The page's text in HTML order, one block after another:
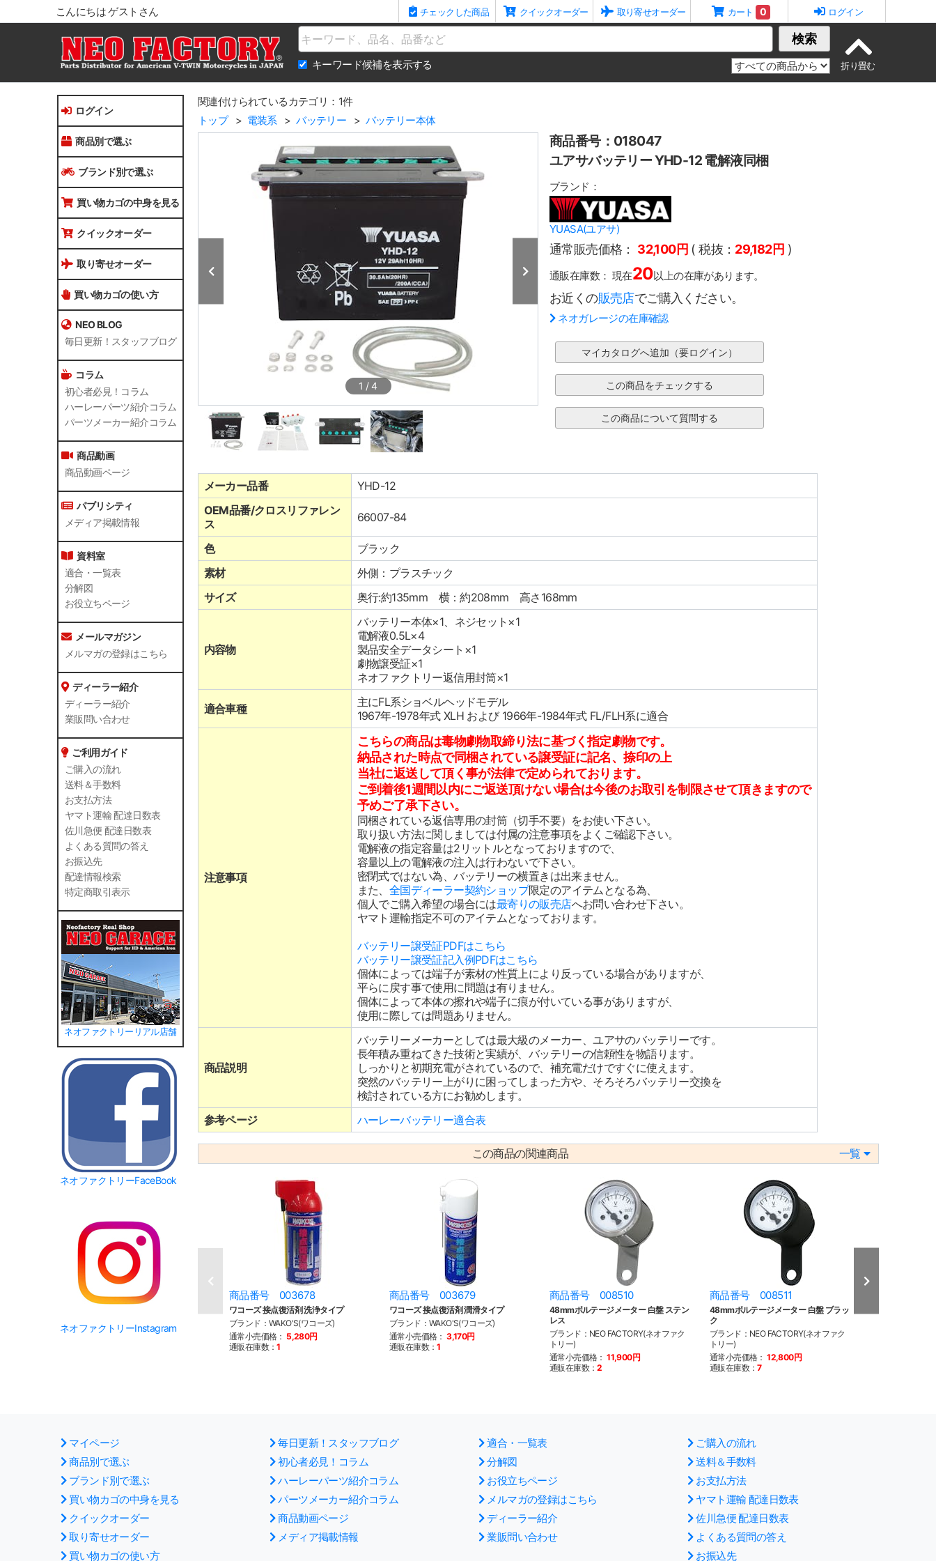
こんにちは ゲストさん チェックした商品 クイックオーダー 取り寄せオーダー カート 0 ログイン
Name 検索
キーワード候補を表示する
ログイン
商品別で選ぶ
ブランド別で選ぶ
買い物カゴの中身を見る
クイックオーダー
取り寄せオーダー
買い物カゴの使い方
NEO BLOG
毎日更新！スタッフブログ
コラム
初心者必見！コラム
ハーレーパーツ紹介コラム
パーツメーカー紹介コラム
商品動画
商品動画ページ
パブリシティ
メディア掲載情報
資料室
適合・一覧表
分解図
お役立ちページ
メールマガジン
メルマガの登録はこちら
ディーラー紹介
ディーラー紹介
業販問い合わせ
ご利用ガイド
ご購入の流れ
送料＆手数料
お支払方法
ヤマト運輸 配達日数表
佐川急便 配達日数表
よくある質問の答え
お振込先
配達情報検索
特定商取引表示
ネオファクトリーリアル店舗
ネオファクトリーFaceBook
ネオファクトリーInstagram
関連付けられているカテゴリ：1件
トップ
電装系 バッテリー バッテリー本体
1 / 4
商品番号：018047
ユアサバッテリー YHD-12 電解液同梱
ブランド：
YUASA(ユアサ)
通常販売価格： 32,100円 ( 税抜： 29,182円 )
通販在庫数： 現在20以上の在庫があります。
お近くの販売店でご購入ください。
ネオガレージの在庫確認
メーカー品番
YHD-12
OEM品番/クロスリファレン
ス
66007-84
色
ブラック
素材
外側：プラスチック
サイズ
奥行:約135mm 横：約208mm 高さ168mm
内容物
バッテリー本体×1、ネジセット×1
電解液0.5L×4
製品安全データシート×1
劇物譲受証×1
ネオファクトリー返信用封筒×1
適合車種
主にFL系ショベルヘッドモデル
1967年-1978年式 XLH および 1966年-1984年式 FL/FLH系に適合
注意事項
こちらの商品は毒物劇物取締り法に基づく指定劇物です。
納品された時点で同梱されている譲受証に記名、捺印の上
当社に返送して頂く事が法律で定められております。
ご到着後1週間以内にご返送頂けない場合は今後のお取引を制限させて頂きますので
予めご了承下さい。
同梱されている返信専用の封筒（切手不要）をお使い下さい。
取り扱い方法に関しましては付属の注意事項をよくご確認下さい。
電解液の指定容量は2リットルとなっておりますので、
容量以上の電解液の注入は行わないで下さい。
密閉式ではない為、バッテリーの横置きは出来ません。
また、 全国ディーラー契約ショップ限定のアイテムとなる為、
個人でご購入希望の場合には最寄りの販売店へお問い合わせ下さい。
ヤマト運輸指定不可のアイテムとなっております。
バッテリー譲受証PDFはこちら
バッテリー譲受証記入例PDFはこちら
個体によっては端子が素材の性質上により反っている場合がありますが、
平らに戻す事で使用に問題は有りません。
個体によって本体の擦れや端子に痕が付いている事がありますが、
使用に際しては問題ありません。
商品説明
バッテリーメーカーとしては最大級のメーカー、ユアサのバッテリーです。
長年積み重ねてきた技術と実績が、バッテリーの信頼性を物語ります。
しっかりと初期充電がされているので、補充電だけですぐに使えます。
突然のバッテリー上がりに困ってしまった方や、そろそろバッテリー交換を
検討されている方にお勧めします。
参考ページ
ハーレーバッテリー適合表
この商品の関連商品 一覧
商品番号 003678
ワコーズ 接点復活剤 洗浄タイプ
ブランド：WAKO'S(ワコーズ)
通常小売価格： 5,280円
通販在庫数：1
商品番号 003679
ワコーズ 接点復活剤 潤滑タイプ
ブランド：WAKO'S(ワコーズ)
通常小売価格： 3,170円
通販在庫数：1
商品番号 008510
48mmボルテージメーター 白盤 ステン
レス
ブランド：NEO FACTORY(ネオファク
トリー)
通常小売価格： 11,900円
通販在庫数：2
商品番号 008511
48mmボルテージメーター 白盤 ブラッ
ク
ブランド：NEO FACTORY(ネオファク
トリー)
通常小売価格： 12,800円
通販在庫数：7
マイページ
商品別で選ぶ
ブランド別で選ぶ
買い物カゴの中身を見る
クイックオーダー
取り寄せオーダー
買い物カゴの使い方
毎日更新！スタッフブログ
初心者必見！コラム
ハーレーパーツ紹介コラム
パーツメーカー紹介コラム
商品動画ページ
メディア掲載情報
適合・一覧表
分解図
お役立ちページ
メルマガの登録はこちら
ディーラー紹介
業販問い合わせ
ご購入の流れ
送料＆手数料
お支払方法
ヤマト運輸 配達日数表
佐川急便 配達日数表
よくある質問の答え
お振込先